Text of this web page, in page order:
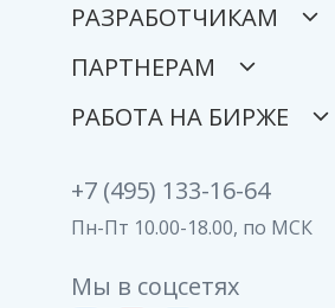
РАЗРАБОТЧИКАМ
ПАРТНЕРАМ
РАБОТА НА БИРЖЕ
+7 (495) 133-16-64
Пн-Пт 10.00-18.00, по МСК
Мы в соцсетях